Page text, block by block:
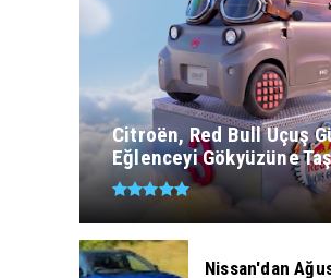
Citroën, Red Bull Uçuş
Eğlenceyi Gökyüzüne
Nissan'dan